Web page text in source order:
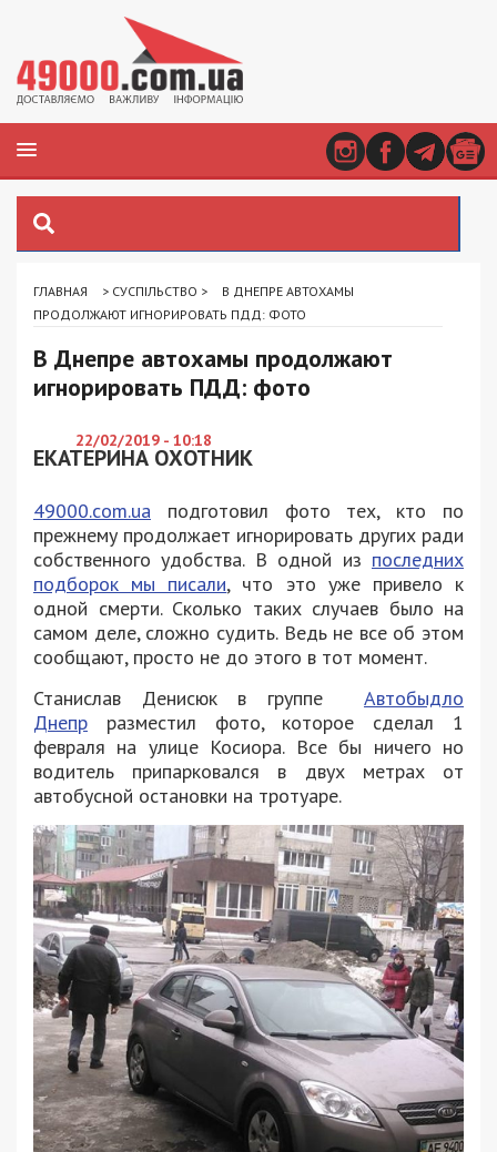
ГЛАВНАЯ > СУСПІЛЬСТВО >
В ДНЕПРЕ АВТОХАМЫ
ПРОДОЛЖАЮТ ИГНОРИРОВАТЬ ПДД: ФОТО
В Днепре автохамы продолжают
игнорировать ПДД: фото
22/02/2019 - 10:18
ЕКАТЕРИНА ОХОТНИК
49000.com.ua подготовил фото тех, кто по
прежнему продолжает игнорировать других ради
собственного удобства. В одной из последних
подборок мы писали, что это уже привело к
одной смерти. Сколько таких случаев было на
самом деле, сложно судить. Ведь не все об этом
сообщают, просто не до этого в тот момент.
Станислав Денисюк‎ в группе
Автобыдло
Днепр разместил фото, которое сделал 1
февраля на улице Косиора. Все бы ничего но
водитель припарковался в двух метрах от
автобусной остановки на тротуаре.